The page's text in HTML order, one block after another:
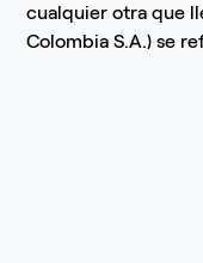
cualquier otra que
Colombia S.A.) se